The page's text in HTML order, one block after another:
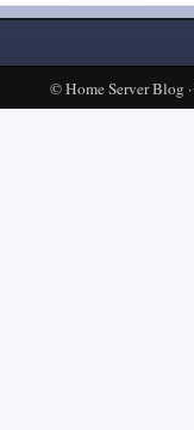
©Home Server Blog ·